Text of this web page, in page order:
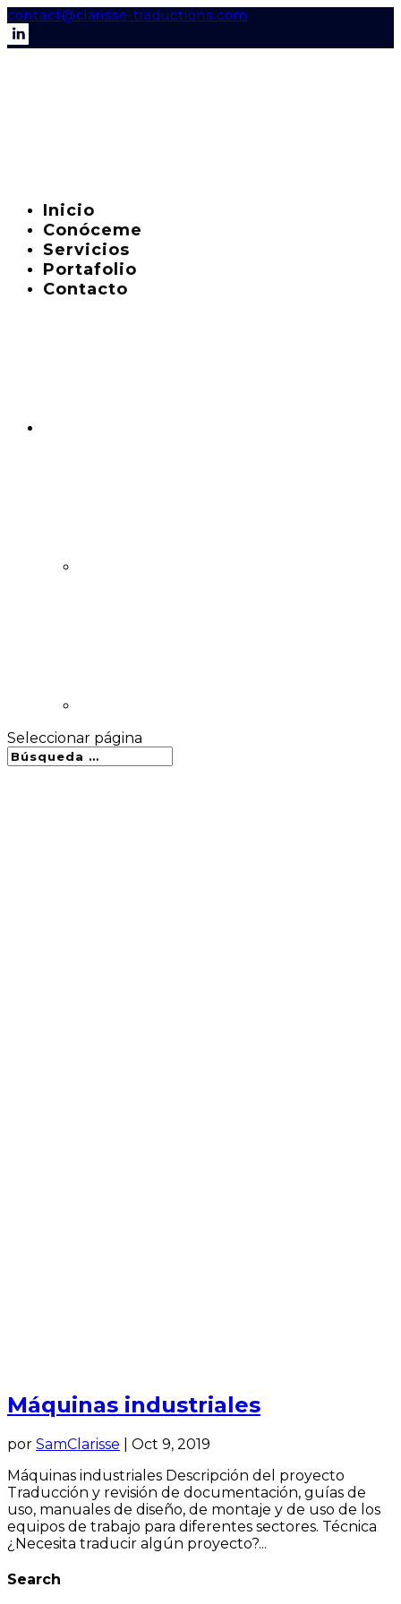
contact@clarisse-traductions.com
Inicio
Conóceme
Servicios
Portafolio
Contacto
Seleccionar página
Máquinas industriales
por SamClarisse
Oct 9, 2019
Máquinas industriales Descripción del proyecto
Traducción y revisión de documentación, guías de
uso, manuales de diseño, de montaje y de uso de los
equipos de trabajo para diferentes sectores. Técnica
¿Necesita traducir algún proyecto?...
Search